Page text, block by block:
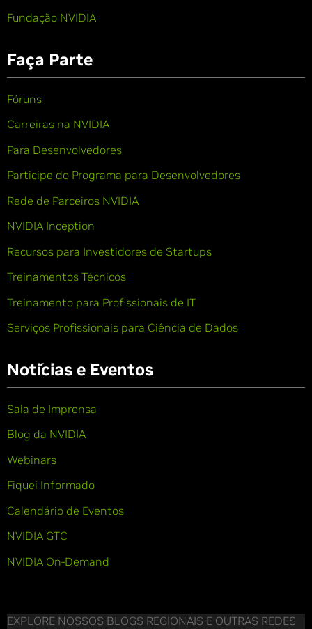
Fundação NVIDIA
Faça Parte
Fóruns
Carreiras na NVIDIA
Para Desenvolvedores
Participe do Programa para Desenvolvedores
Rede de Parceiros NVIDIA
NVIDIA Inception
Recursos para Investidores de Startups
Treinamentos Técnicos
Treinamento para Profissionais de IT
Serviços Profissionais para Ciência de Dados
Notícias e Eventos
Sala de Imprensa
Blog da NVIDIA
Webinars
Fiquei Informado
Calendário de Eventos
NVIDIA GTC
NVIDIA On-Demand
EXPLORE NOSSOS BLOGS REGIONAIS E OUTRAS REDES